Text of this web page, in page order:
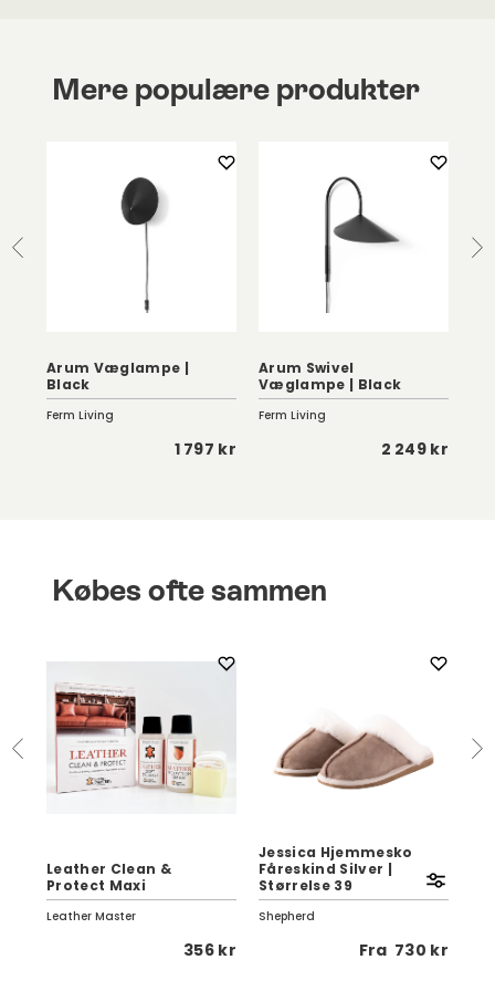
Mere populære produkter
Arum Væglampe |
Black
Ferm Living
1 797 kr
Arum Swivel
Væglampe | Black
Ferm Living
2 249 kr
Købes ofte sammen
Leather Clean &
Protect Maxi
Leather Master
356 kr
Jessica Hjemmesko
Fåreskind Silver |
Størrelse 39
Shepherd
Fra 730 kr